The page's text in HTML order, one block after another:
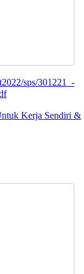
sps/301221_-
Kerja Sendiri &